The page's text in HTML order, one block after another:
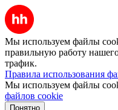
Мы используем файлы
правильную работу
трафик.
Правила использования
Мы используем файлы
файлов cookie
Понятно